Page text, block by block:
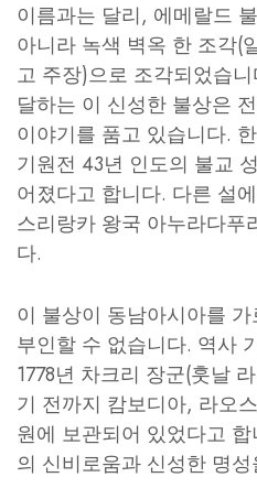
이름과는 달리, 에메랄드
아니라 녹색 벽옥 한 조각(
고 주장)으로 조각되었습
달하는 이 신성한 불상은
이야기를 품고 있습니다.
기원전 43년 인도의 불교
어졌다고 합니다. 다른 설
스리랑카 왕국 아누라다푸
다.
이 불상이 동남아시아를
부인할 수 없습니다. 역사
1778년 차크리 장군(훗날
기 전까지 캄보디아, 라오
원에 보관되어 있었다고
의 신비로움과 신성한 명